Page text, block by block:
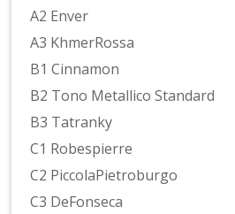
A2 Enver
A3 KhmerRossa
B1 Cinnamon
B2 Tono Metallico Standard
B3 Tatranky
C1 Robespierre
C2 PiccolaPietroburgo
C3 DeFonseca